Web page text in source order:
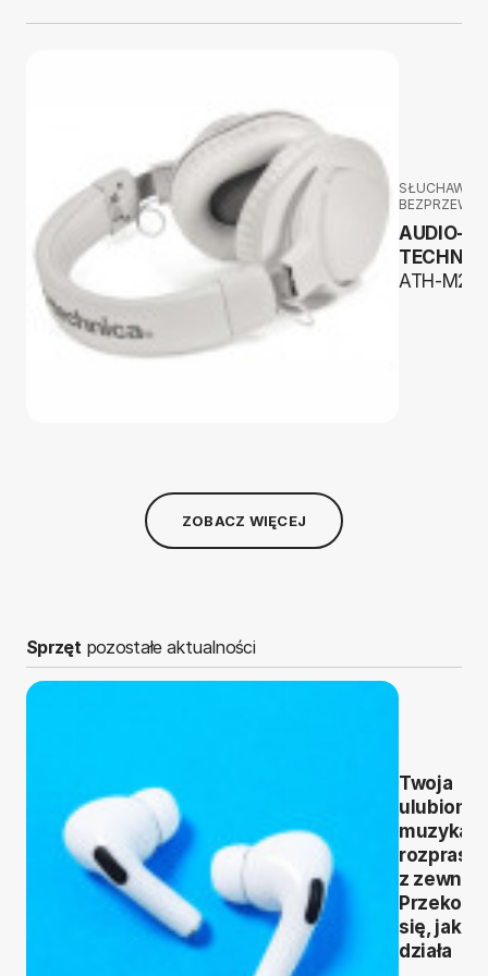
SŁUCHAWKI
AUDIO-
ATH-
ZOBACZ WIĘCEJ
Sprzęt pozostałe aktualności
Twoja
ulubiona
muzyka
z
Przekonaj
się, jak to
działa